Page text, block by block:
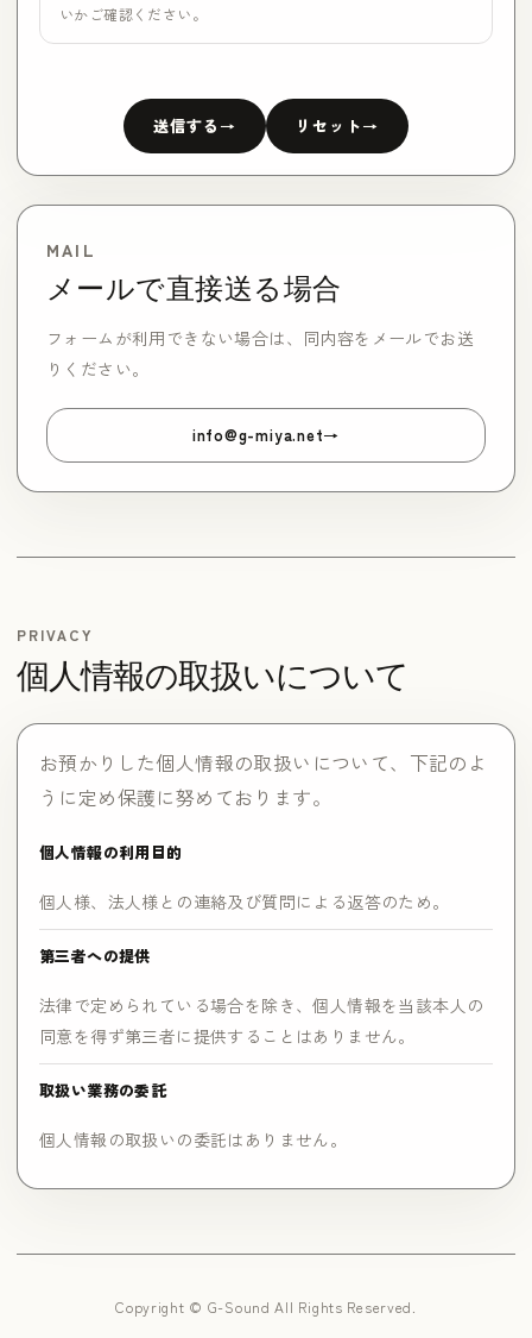
いかご確認ください。
送信する リセット
MAIL
メールで直接送る場合
フォームが利用できない場合は、同内容をメールでお送
りください。
info@g-miya.net
PRIVACY
個人情報の取扱いについて
お預かりした個人情報の取扱いについて、下記のよ
うに定め保護に努めております。
個人情報の利用目的
個人様、法人様との連絡及び質問による返答のため。
第三者への提供
法律で定められている場合を除き、個人情報を当該本人の
同意を得ず第三者に提供することはありません。
取扱い業務の委託
個人情報の取扱いの委託はありません。
Copyright © G-Sound All Rights Reserved.